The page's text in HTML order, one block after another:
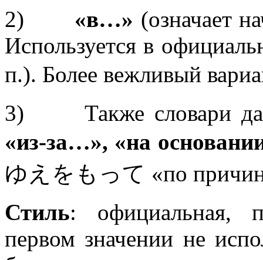
2) «в…» (означает
Используется в
п.). Более вежливый
3) Также словари
«из-за…», «на
ゆえをもって «по
Стиль: официальная,
первом значении не